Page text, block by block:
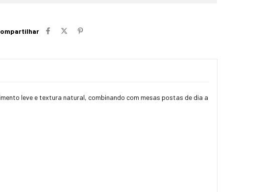
leve e textura natural, combinando com mesas postas de dia a